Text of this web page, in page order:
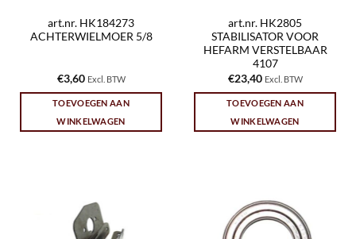
art.nr. HK184273
ACHTERWIELMOER 5/8
€3,60 Excl. BTW
TOEVOEGEN AAN
WINKELWAGEN
art.nr. HK2805
STABILISATOR VOOR
HEFARM VERSTELBAAR
4107
€23,40 Excl. BTW
TOEVOEGEN AAN
WINKELWAGEN